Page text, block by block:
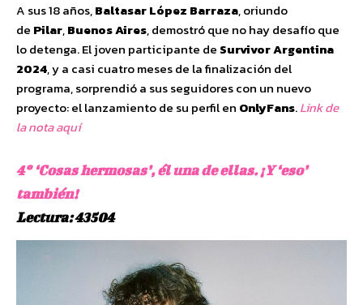
A sus 18 años,Baltasar López Barraza, oriundo
de Pilar,Buenos Aires, demostró que no hay desafío que
lo detenga. El joven participante de Survivor Argentina
2024, y a casi cuatro meses de la finalización del
programa, sorprendió a sus seguidores con un nuevo
proyecto: el lanzamiento de su perfil en OnlyFans.Link de
la nota aquí
4º ‘Cosas hermosas’, él una de ellas. ¡Y ‘eso’
también!
Lectura: 43504